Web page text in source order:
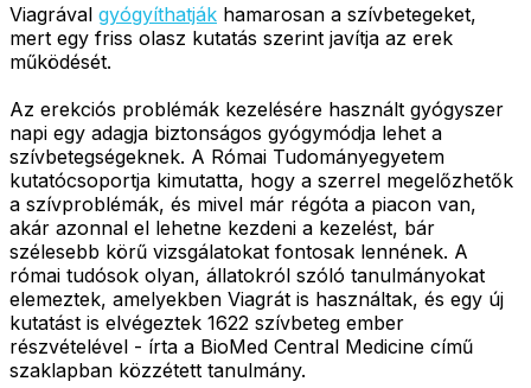
Viagrával gyógyíthatják hamarosan a szívbetegeket,
mert egy friss olasz kutatás szerint javítja az erek
működését.
Az erekciós problémák kezelésére használt gyógyszer
napi egy adagja biztonságos gyógymódja lehet a
szívbetegségeknek. A Római Tudományegyetem
kutatócsoportja kimutatta, hogy a szerrel megelőzhetők
a szívproblémák, és mivel már régóta a piacon van,
akár azonnal el lehetne kezdeni a kezelést, bár
szélesebb körű vizsgálatokat fontosak lennének. A
római tudósok olyan, állatokról szóló tanulmányokat
elemeztek, amelyekben Viagrát is használtak, és egy új
kutatást is elvégeztek 1622 szívbeteg ember
részvételével - írta a BioMed Central Medicine című
szaklapban közzétett tanulmány.